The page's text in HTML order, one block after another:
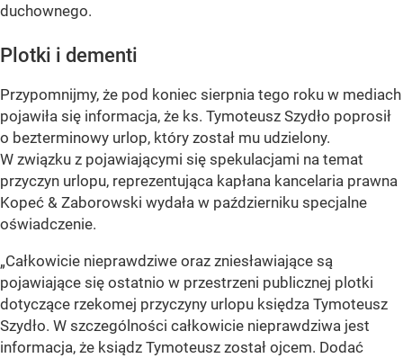
duchownego.
Plotki i dementi
Przypomnijmy, że pod koniec sierpnia tego roku w mediach
pojawiła się informacja, że ks. Tymoteusz Szydło poprosił
o bezterminowy urlop, który został mu udzielony.
W związku z pojawiającymi się spekulacjami na temat
przyczyn urlopu, reprezentująca kapłana kancelaria prawna
Kopeć & Zaborowski wydała w październiku specjalne
oświadczenie.
„Całkowicie nieprawdziwe oraz zniesławiające są
pojawiające się ostatnio w przestrzeni publicznej plotki
dotyczące rzekomej przyczyny urlopu księdza Tymoteusz
Szydło. W szczególności całkowicie nieprawdziwa jest
informacja, że ksiądz Tymoteusz został ojcem. Dodać